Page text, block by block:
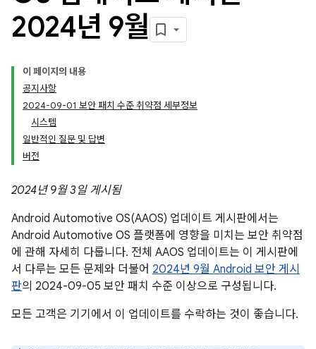
2024년 9월
이 페이지의 내용
공지사항
2024-09-01 보안 패치 수준 취약점 세부정보
시스템
일반적인 질문 및 답변
버전
2024년 9월 3일 게시됨
Android Automotive OS(AAOS) 업데이트 게시판에서는
Android Automotive OS 플랫폼에 영향을 미치는 보안 취약점
에 관해 자세히 다룹니다. 전체 AAOS 업데이트는 이 게시판에
서 다루는 모든 문제와 더불어 2024년 9월 Android 보안 게시
판의 2024-09-05 보안 패치 수준 이상으로 구성됩니다.
모든 고객은 기기에서 이 업데이트를 수락하는 것이 좋습니다.